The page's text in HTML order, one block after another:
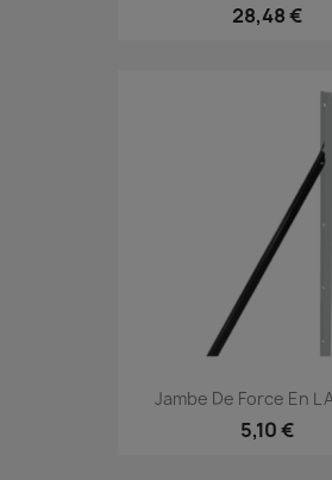
28,48 €
Jambe De Force En L
5,10 €